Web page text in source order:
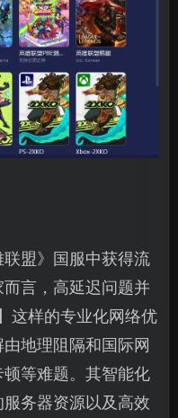
盟》国服中获得流
言，高延迟问题并
这样的专业化网络优
地理阻隔和国际网
等难题。其智能化
务器资源以及高效